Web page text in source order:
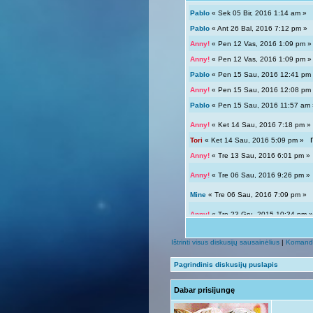
Pablo « Sek 05 Bir, 2016 1:14 am »
Pablo « Ant 26 Bal, 2016 7:12 pm
Anny! « Pen 12 Vas, 2016 1:09 pm
Anny! « Pen 12 Vas, 2016 1:09 pm
Pablo « Pen 15 Sau, 2016 12:41
Anny! « Pen 15 Sau, 2016 12:08
Pablo « Pen 15 Sau, 2016 11:57
Anny! « Ket 14 Sau, 2016 7:18 pm
Tori « Ket 14 Sau, 2016 5:09 pm »
Anny! « Tre 13 Sau, 2016 6:01 pm
Anny! « Tre 06 Sau, 2016 9:26 pm
Mine « Tre 06 Sau, 2016 7:09 pm »
Anny! « Tre 23 Gru, 2015 10:34
Anny!« Sek 13 Rgs, 2015 9:54 pm
Giedryte.« Sek 13 Rgs, 2015 7:40
Ištrinti visus diskusijų sausainėlius |
Pagrindinis diskusijų puslapis
Dabar prisijungę